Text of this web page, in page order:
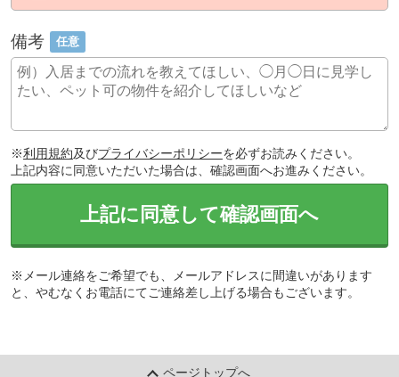
備考 任意
※利用規約及びプライバシーポリシーを必ずお読みください。
上記内容に同意いただいた場合は、確認画面へお進みください。
上記に同意して確認画面へ
※メール連絡をご希望でも、メールアドレスに間違いがあります
と、やむなくお電話にてご連絡差し上げる場合もございます。
ページトップへ